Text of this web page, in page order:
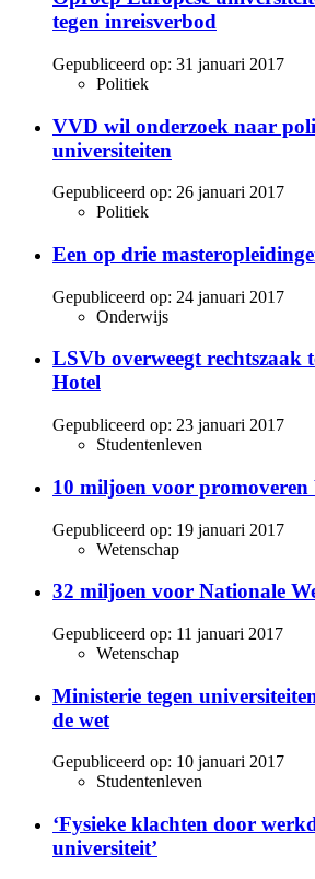
tegen inreisverbod
Gepubliceerd op: 31 januari 2017
Politiek
VVD wil onderzoek naar
universiteiten
Gepubliceerd op: 26 januari 2017
Politiek
Een op drie
Gepubliceerd op: 24 januari 2017
Onderwijs
LSVb overweegt rechtszaak
Hotel
Gepubliceerd op: 23 januari 2017
Studentenleven
10 miljoen voor
Gepubliceerd op: 19 januari 2017
Wetenschap
32 miljoen voor Nationale
Gepubliceerd op: 11 januari 2017
Wetenschap
Ministerie tegen
de wet
Gepubliceerd op: 10 januari 2017
Studentenleven
‘Fysieke klachten door
universiteit’